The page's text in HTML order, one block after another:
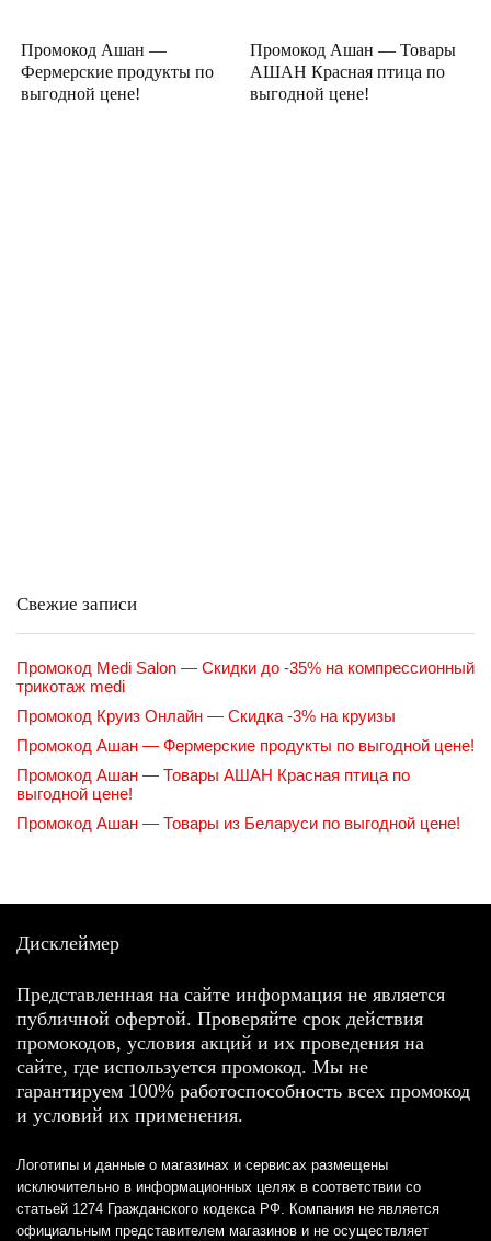
Промокод Ашан —
Фермерские продукты по
выгодной цене!
Промокод Ашан — Товары
АШАН Красная птица по
выгодной цене!
Свежие записи
Промокод Medi Salon — Скидки до -35% на компрессионный
трикотаж medi
Промокод Круиз Онлайн — Скидка -3% на круизы
Промокод Ашан — Фермерские продукты по выгодной цене!
Промокод Ашан — Товары АШАН Красная птица по
выгодной цене!
Промокод Ашан — Товары из Беларуси по выгодной цене!
Дисклеймер
Представленная на сайте информация не является
публичной офертой. Проверяйте срок действия
промокодов, условия акций и их проведения на
сайте, где используется промокод. Мы не
гарантируем 100% работоспособность всех промокод
и условий их применения.
Логотипы и данные о магазинах и сервисах размещены
исключительно в информационных целях в соответствии со
статьей 1274 Гражданского кодекса РФ. Компания не является
официальным представителем магазинов и не осуществляет